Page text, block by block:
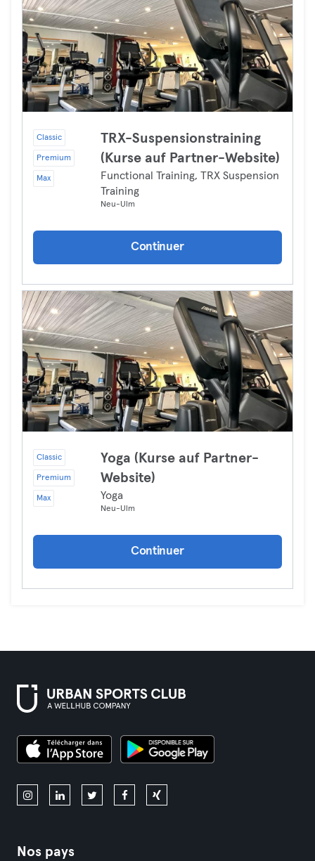
Classic
Premium
Max
TRX-Suspensionstraining
(Kurse auf Partner-Website)
Functional Training, TRX Suspension
Training
Neu-Ulm
Continuer
Classic
Premium
Max
Yoga (Kurse auf Partner-
Website)
Yoga
Neu-Ulm
Continuer
Nos pays